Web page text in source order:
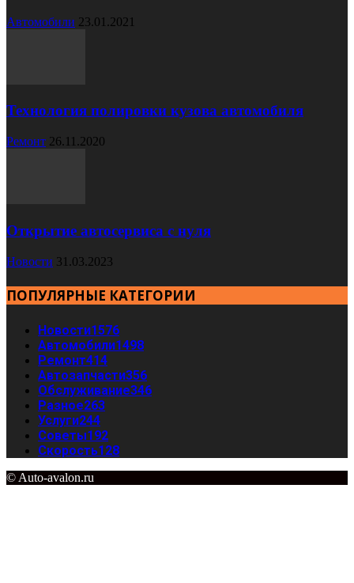
Автомобили 23.01.2021
Технология полировки кузова автомобиля
Ремонт 26.11.2020
Открытие автосервиса с нуля
Новости 31.03.2023
ПОПУЛЯРНЫЕ КАТЕГОРИИ
Новости1576
Автомобили1498
Ремонт414
Автозапчасти356
Обслуживание346
Разное263
Услуги244
Советы192
Скорость128
© Auto-avalon.ru